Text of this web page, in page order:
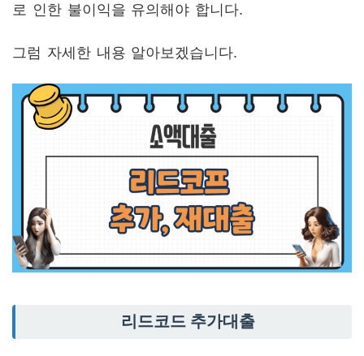
로 인한 불이익을 유의해야 합니다.
그럼 자세한 내용 알아보겠습니다.
리드코드 추가대출